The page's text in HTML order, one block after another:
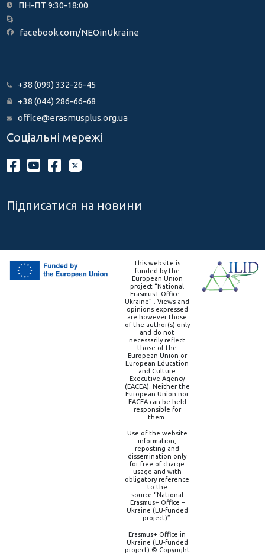
ПН-ПТ 9:30-18:00
facebook.com/NEOinUkraine
+38 (099) 332-26-45
+38 (044) 286-66-68
office@erasmusplus.org.ua
Соціальні мережі
Підписатися на новини
This website is
funded by the
European Union
project “National
Erasmus+ Office –
Ukraine” . Views and
opinions expressed
are however those
of the author(s) only
and do not
necessarily reflect
those of the
European Union or
European Education
and Culture
Executive Agency
(EACEA). Neither the
European Union nor
EACEA can be held
responsible for
them.
Use of the website
information,
reposting and
dissemination only
for free of charge
usage and with
obligatory reference
to the
source “National
Erasmus+ Office –
Ukraine (EU-funded
project)”.
Erasmus+ Office in
Ukraine (EU-funded
project) © Copyright